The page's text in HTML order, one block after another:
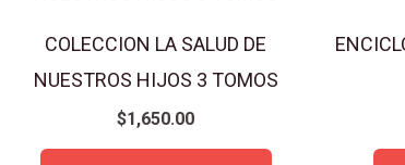
COLECCION LA SALUD DE
NUESTROS HIJOS 3 TOMOS
$1,650.00